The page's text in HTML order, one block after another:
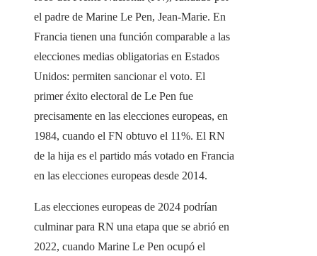
el padre de Marine Le Pen, Jean-Marie. En
Francia tienen una función comparable a las
elecciones medias obligatorias en Estados
Unidos: permiten sancionar el voto. El
primer éxito electoral de Le Pen fue
precisamente en las elecciones europeas, en
1984, cuando el FN obtuvo el 11%. El RN
de la hija es el partido más votado en Francia
en las elecciones europeas desde 2014.
Las elecciones europeas de 2024 podrían
culminar para RN una etapa que se abrió en
2022, cuando Marine Le Pen ocupó el